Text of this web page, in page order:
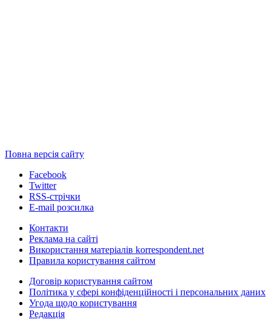
Повна версія сайту
Facebook
Twitter
RSS-стрічки
E-mail розсилка
Контакти
Реклама на сайті
Використання матеріалів korrespondent.net
Правила користування сайтом
Договір користування сайтом
Політика у сфері конфіденційності і персональних даних
Угода щодо користування
Редакція